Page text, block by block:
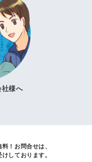
様へ
！ お問合せは、
しております。